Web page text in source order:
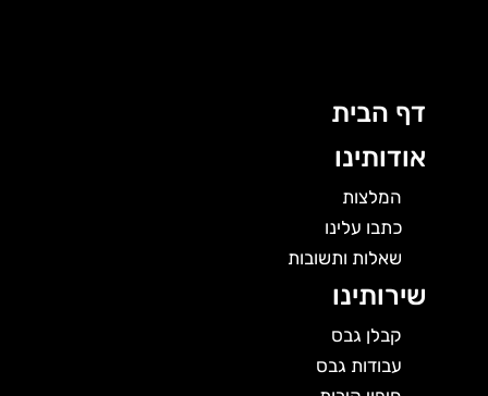
דף הבית
אודותינו
המלצות
כתבו עלינו
שאלות ותשובות
שירותינו
קבלן גבס
עבודות גבס